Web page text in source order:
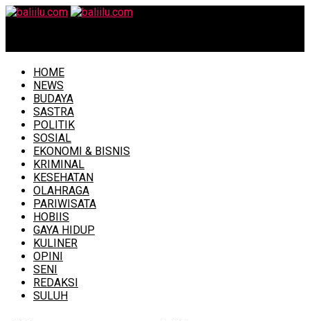
HOME
NEWS
BUDAYA
SASTRA
POLITIK
SOSIAL
EKONOMI & BISNIS
KRIMINAL
KESEHATAN
OLAHRAGA
PARIWISATA
HOBIIS
GAYA HIDUP
KULINER
OPINI
SENI
REDAKSI
SULUH